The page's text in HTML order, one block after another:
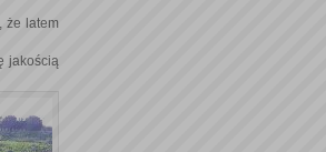
że latem
jakością